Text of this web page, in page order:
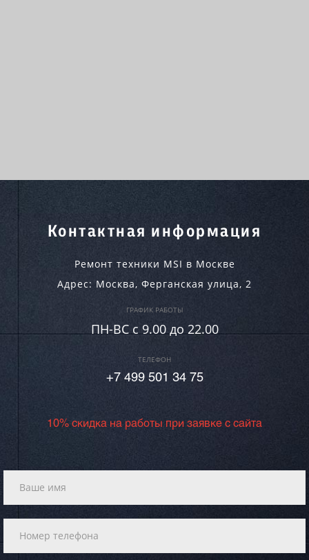
Контактная информация
Ремонт техники MSI в Москве
Адрес: Москва, Ферганская улица, 2
ГРАФИК РАБОТЫ
ПН-ВC c 9.00 до 22.00
ТЕЛЕФОН
+7 499 501 34 75
10% скидка на работы при заявке с сайта